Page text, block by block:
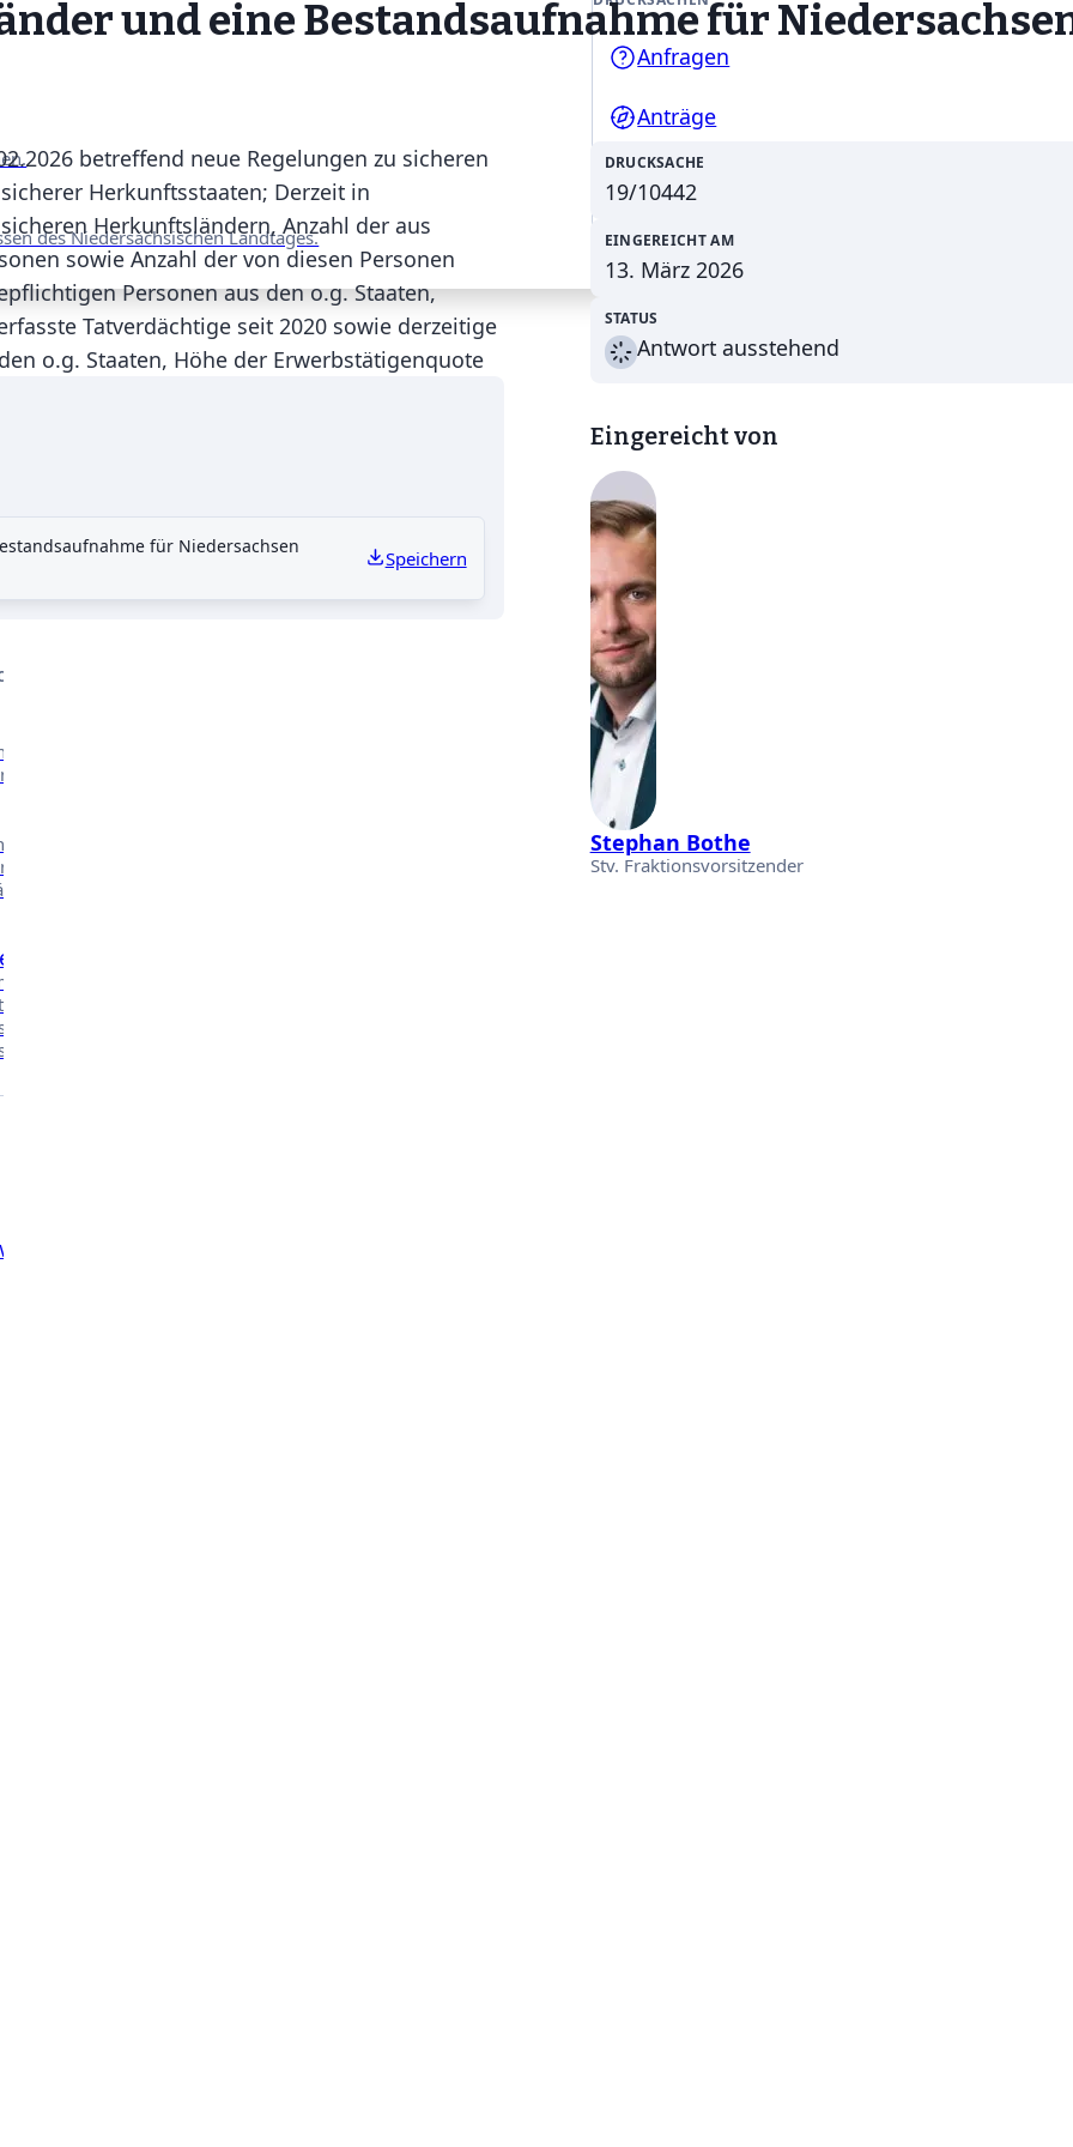
des Niedersächsischen Landtages.
Anfragen
Anträge
Gesetzentwürfe
ARBEIT
in
über
den
des
und eine Bestandsaufnahme für
betreffend neue Regelungen zu sicheren
Herkunftsstaaten; Derzeit in
Herkunftsländern, Anzahl der aus
sowie Anzahl der von diesen Personen
Personen aus den o.g. Staaten,
Tatverdächtige seit 2020 sowie derzeitige
o.g. Staaten, Höhe der Erwerbstätigenquote
für Niedersachsen
Speichern
DRUCKSACHE
19/10442
EINGEREICHT AM
13. März 2026
STATUS
Antwort ausstehend
Eingereicht von
Stephan Bothe
Stv. Fraktionsvorsitzender